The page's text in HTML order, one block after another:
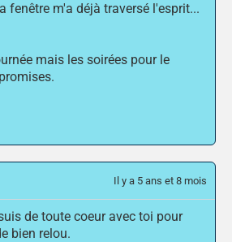
fenêtre m'a déjà traversé l'esprit...
mais les soirées pour le
Il y a 5 ans et 8 mois
de toute coeur avec toi pour
bien relou.